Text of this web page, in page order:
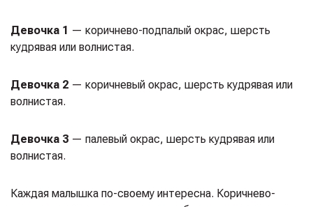
Девочка 1 — коричнево-подпалый окрас, шерсть
кудрявая или волнистая.
Девочка 2 — коричневый окрас, шерсть кудрявая или
волнистая.
Девочка 3 — палевый окрас, шерсть кудрявая или
волнистая.
Каждая малышка по-своему интересна. Коричнево-